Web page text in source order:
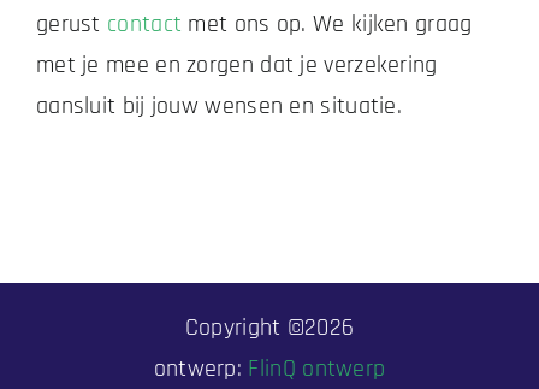
gerust contact met ons op. We kijken graag
met je mee en zorgen dat je verzekering
aansluit bij jouw wensen en situatie.
Copyright ©2026
ontwerp: FlinQ ontwerp